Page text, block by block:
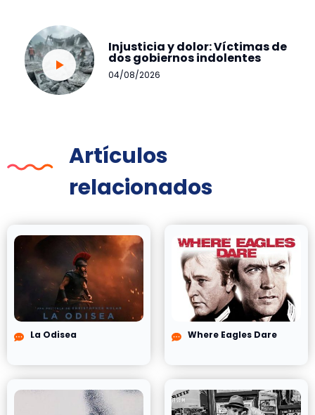
Injusticia y dolor: Víctimas de
dos gobiernos indolentes
04/08/2026
Artículos
relacionados
La Odisea Where Eagles Dare